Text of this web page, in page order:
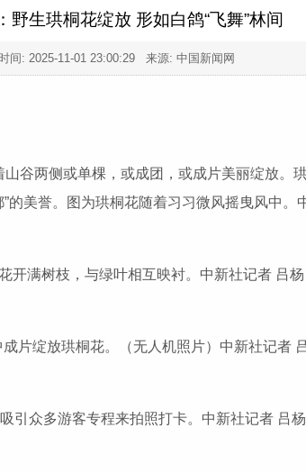
野生珙桐花绽放 形如白鸽“飞舞”林间
间: 2025-11-01 23:00:29来源: 中国新闻网
两侧或单棵，或成团，或成片美丽绽放。
的美誉。图为珙桐花随着习习微风摇曳风中。
开满树枝，与绿叶相互映衬。中新社记者 吕
成片绽放珙桐花。（无人机照片）中新社记者
引众多游客专程来拍照打卡。中新社记者 吕